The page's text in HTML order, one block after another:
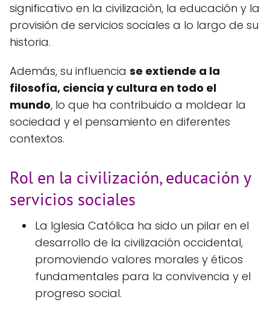
significativo en la civilización, la educación y la
provisión de servicios sociales a lo largo de su
historia.
Además, su influencia se extiende a la
filosofía, ciencia y cultura en todo el
mundo, lo que ha contribuido a moldear la
sociedad y el pensamiento en diferentes
contextos.
Rol en la civilización, educación y
servicios sociales
La Iglesia Católica ha sido un pilar en el
desarrollo de la civilización occidental,
promoviendo valores morales y éticos
fundamentales para la convivencia y el
progreso social.